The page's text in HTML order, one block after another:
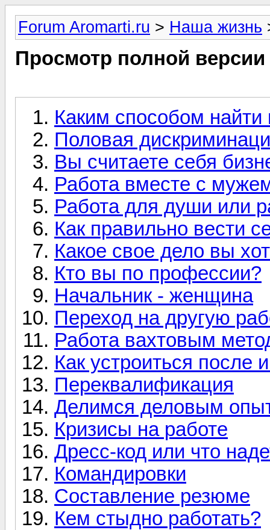
Forum Aromarti.ru > Наша жизнь
Просмотр полной
Каким способом найти
Половая
Вы считаете себя
Работа вместе с
Работа для души или
Как правильно вести
Какое свое дело вы
Кто вы по профессии?
Начальник - женщина
Переход на другую
Работа вахтовым
Как устроиться после
Переквалификация
Делимся деловым
Кризисы на работе
Дресс-код или что
Командировки
Составление резюме
Кем стыдно работать?